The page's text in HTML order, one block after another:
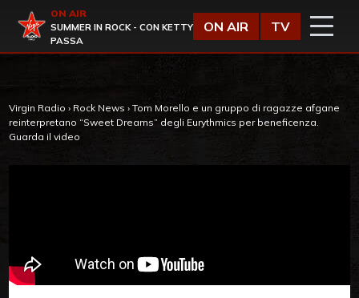
Virgin Radio
ON AIR
SUMMER IN ROCK - CON KETTY
PASSA
ON AIR TV
Virgin Radio › Rock News › Tom Morello e un gruppo di ragazze afgane
reinterpretano “Sweet Dreams” degli Eurythmics per beneficenza.
Guarda il video